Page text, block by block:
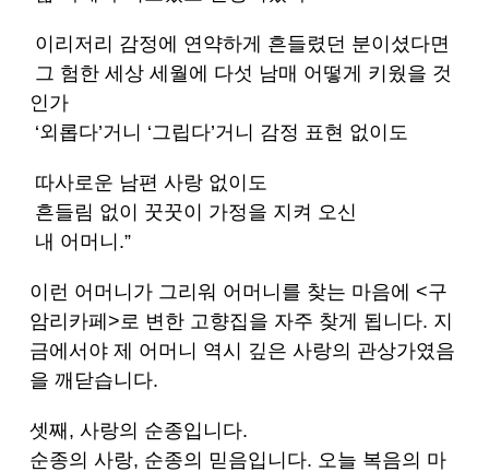
이리저리 감정에 연약하게 흔들렸던 분이셨다면
그 험한 세상 세월에 다섯 남매 어떻게 키웠을 것
인가
‘외롭다’거니 ‘그립다’거니 감정 표현 없이도
따사로운 남편 사랑 없이도
흔들림 없이 꿋꿋이 가정을 지켜 오신
내 어머니.”
이런 어머니가 그리워 어머니를 찾는 마음에 <구
암리카페>로 변한 고향집을 자주 찾게 됩니다. 지
금에서야 제 어머니 역시 깊은 사랑의 관상가였음
을 깨닫습니다.
셋째, 사랑의 순종입니다.
순종의 사랑, 순종의 믿음입니다. 오늘 복음의 마